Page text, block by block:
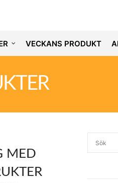
VECKANS PRODUKT
MED